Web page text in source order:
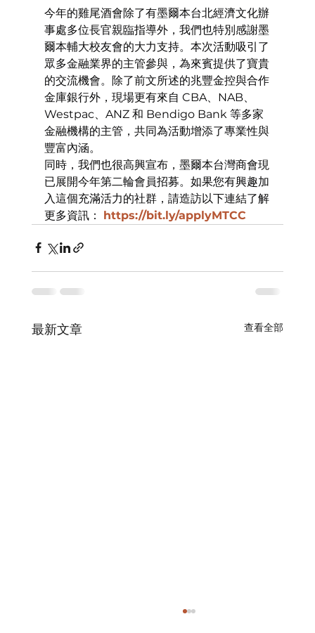
今年的雞尾酒會除了有墨爾本台北經濟文化辦
事處多位長官親臨指導外，我們也特別感謝墨
爾本輔大校友會的大力支持。本次活動吸引了
眾多金融業界的主管參與，為來賓提供了寶貴
的交流機會。除了前文所述的兆豐金控與合作
金庫銀行外，現場更有來自 CBA、NAB、
Westpac、ANZ 和 Bendigo Bank 等多家
金融機構的主管，共同為活動增添了專業性與
豐富內涵。
同時，我們也很高興宣布，墨爾本台灣商會現
已展開今年第二輪會員招募。如果您有興趣加
入這個充滿活力的社群，請造訪以下連結了解
更多資訊： https://bit.ly/applyMTCC
最新文章 查看全部